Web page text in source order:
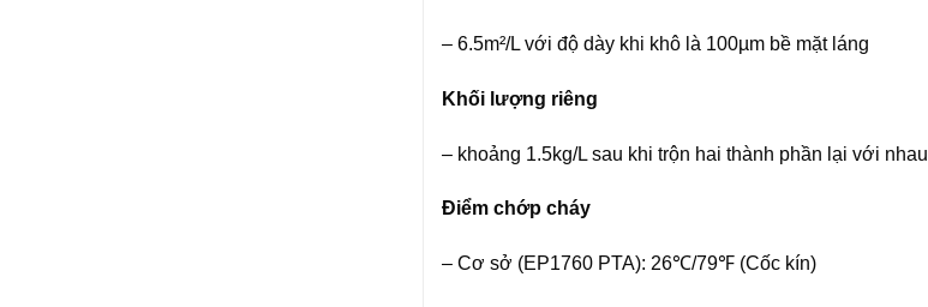
– 6.5m²/L với độ dày khi khô là 100µm bề mặt láng
Khối lượng riêng
– khoảng 1.5kg/L sau khi trộn hai thành phần lại với nhau
Điểm chớp cháy
– Cơ sở (EP1760 PTA): 26℃/79℉ (Cốc kín)